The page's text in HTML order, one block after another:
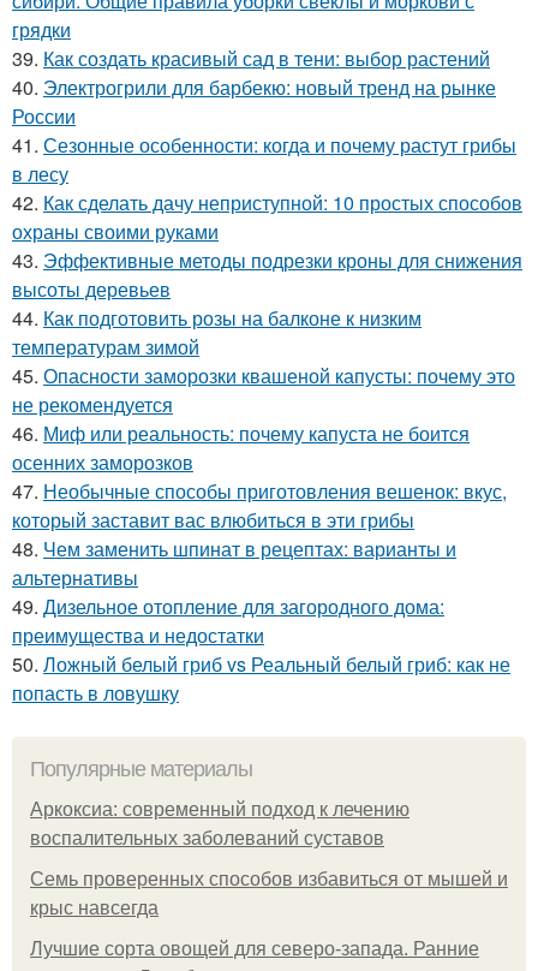
грядки
39. Как создать красивый сад в тени: выбор растений
40. Электрогрили для барбекю: новый тренд на рынке
России
41. Сезонные особенности: когда и почему растут грибы
в лесу
42. Как сделать дачу неприступной: 10 простых способов
охраны своими руками
43. Эффективные методы подрезки кроны для снижения
высоты деревьев
44. Как подготовить розы на балконе к низким
температурам зимой
45. Опасности заморозки квашеной капусты: почему это
не рекомендуется
46. Миф или реальность: почему капуста не боится
осенних заморозков
47. Необычные способы приготовления вешенок: вкус,
который заставит вас влюбиться в эти грибы
48. Чем заменить шпинат в рецептах: варианты и
альтернативы
49. Дизельное отопление для загородного дома:
преимущества и недостатки
50. Ложный белый гриб vs Реальный белый гриб: как не
попасть в ловушку
Популярные материалы
Аркоксиа: современный подход к лечению
воспалительных заболеваний суставов
Семь проверенных способов избавиться от мышей и
крыс навсегда
Лучшие сорта овощей для северо-запада. Ранние